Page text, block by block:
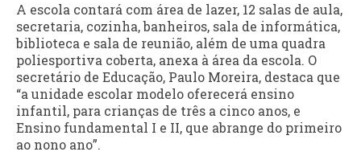
A escola contará com área de lazer, 12 salas de aula,
secretaria, cozinha, banheiros, sala de informática,
biblioteca e sala de reunião, além de uma quadra
poliesportiva coberta, anexa à área da escola. O
secretário de Educação, Paulo Moreira, destaca que
“a unidade escolar modelo oferecerá ensino
infantil, para crianças de três a cinco anos, e
Ensino fundamental I e II, que abrange do primeiro
ao nono ano”.